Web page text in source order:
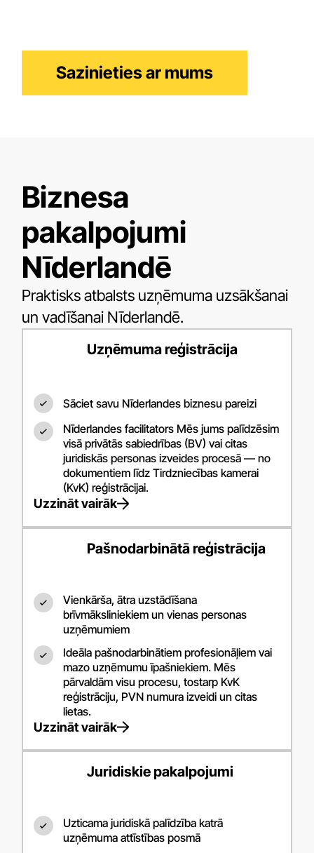
Sazinieties ar mums
Biznesa
pakalpojumi
Nīderlandē
Praktisks atbalsts uzņēmuma uzsākšanai
un vadīšanai Nīderlandē.
Uzņēmuma reģistrācija
Sāciet savu Nīderlandes biznesu pareizi
Nīderlandes facilitators Mēs jums palīdzēsim
visā privātās sabiedrības (BV) vai citas
juridiskās personas izveides procesā — no
dokumentiem līdz Tirdzniecības kamerai
(KvK) reģistrācijai.
Uzzināt vairāk
Pašnodarbinātā reģistrācija
Vienkārša, ātra uzstādīšana
brīvmāksliniekiem un vienas personas
uzņēmumiem
Ideāla pašnodarbinātiem profesionāļiem vai
mazo uzņēmumu īpašniekiem. Mēs
pārvaldām visu procesu, tostarp KvK
reģistrāciju, PVN numura izveidi un citas
lietas.
Uzzināt vairāk
Juridiskie pakalpojumi
Uzticama juridiskā palīdzība katrā
uzņēmuma attīstības posmā